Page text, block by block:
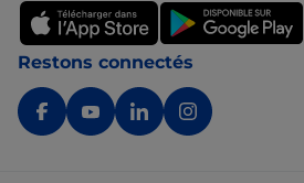
Restons connectés